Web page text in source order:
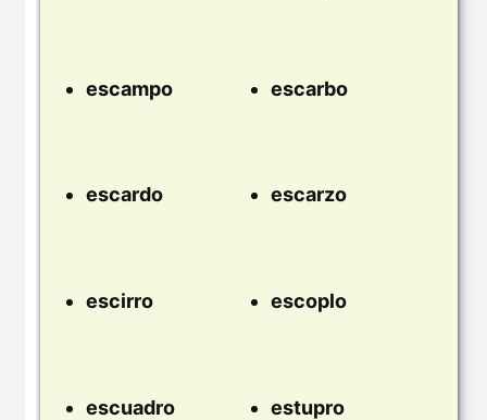
escampo escarbo
escardo escarzo
escirro escoplo
escuadro estupro